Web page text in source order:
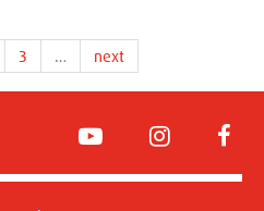
3 … next
YouTube Instagram